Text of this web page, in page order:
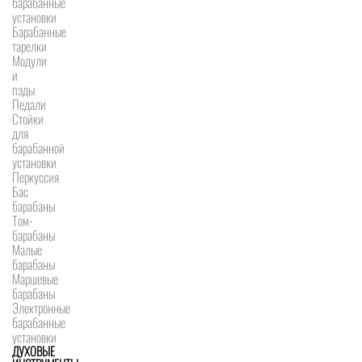
установки
Барабанные
тарелки
Модули
и
пэды
Педали
Стойки
для
барабанной
установки
Перкуссия
Бас
барабаны
Том-
барабаны
Малые
барабаны
Маршевые
барабаны
Электронные
барабанные
установки
ДУХОВЫЕ